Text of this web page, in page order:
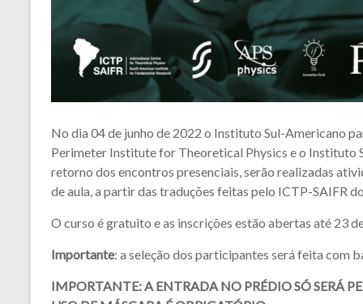
No dia 04 de junho de 2022 o Instituto Sul-Americano
Perimeter Institute for Theoretical Physics e o Instituto
retorno dos encontros presenciais, serão realizadas
de aula, a partir das traduções feitas pelo ICTP-SAIFR
O curso é gratuito e as inscrições estão abertas até 23
Importante: a seleção dos participantes será feita com
IMPORTANTE: A ENTRADA NO PRÉDIO SÓ SERÁ